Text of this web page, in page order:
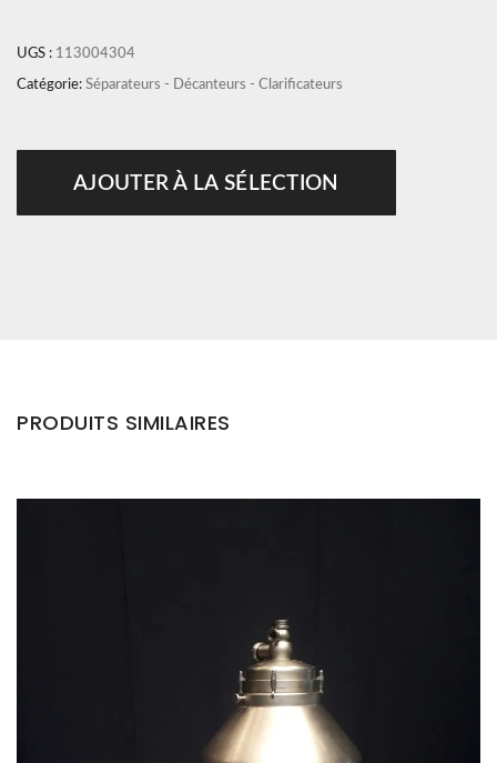
UGS : 113004304
Catégorie: Séparateurs - Décanteurs - Clarificateurs
AJOUTER À LA SÉLECTION
PRODUITS SIMILAIRES